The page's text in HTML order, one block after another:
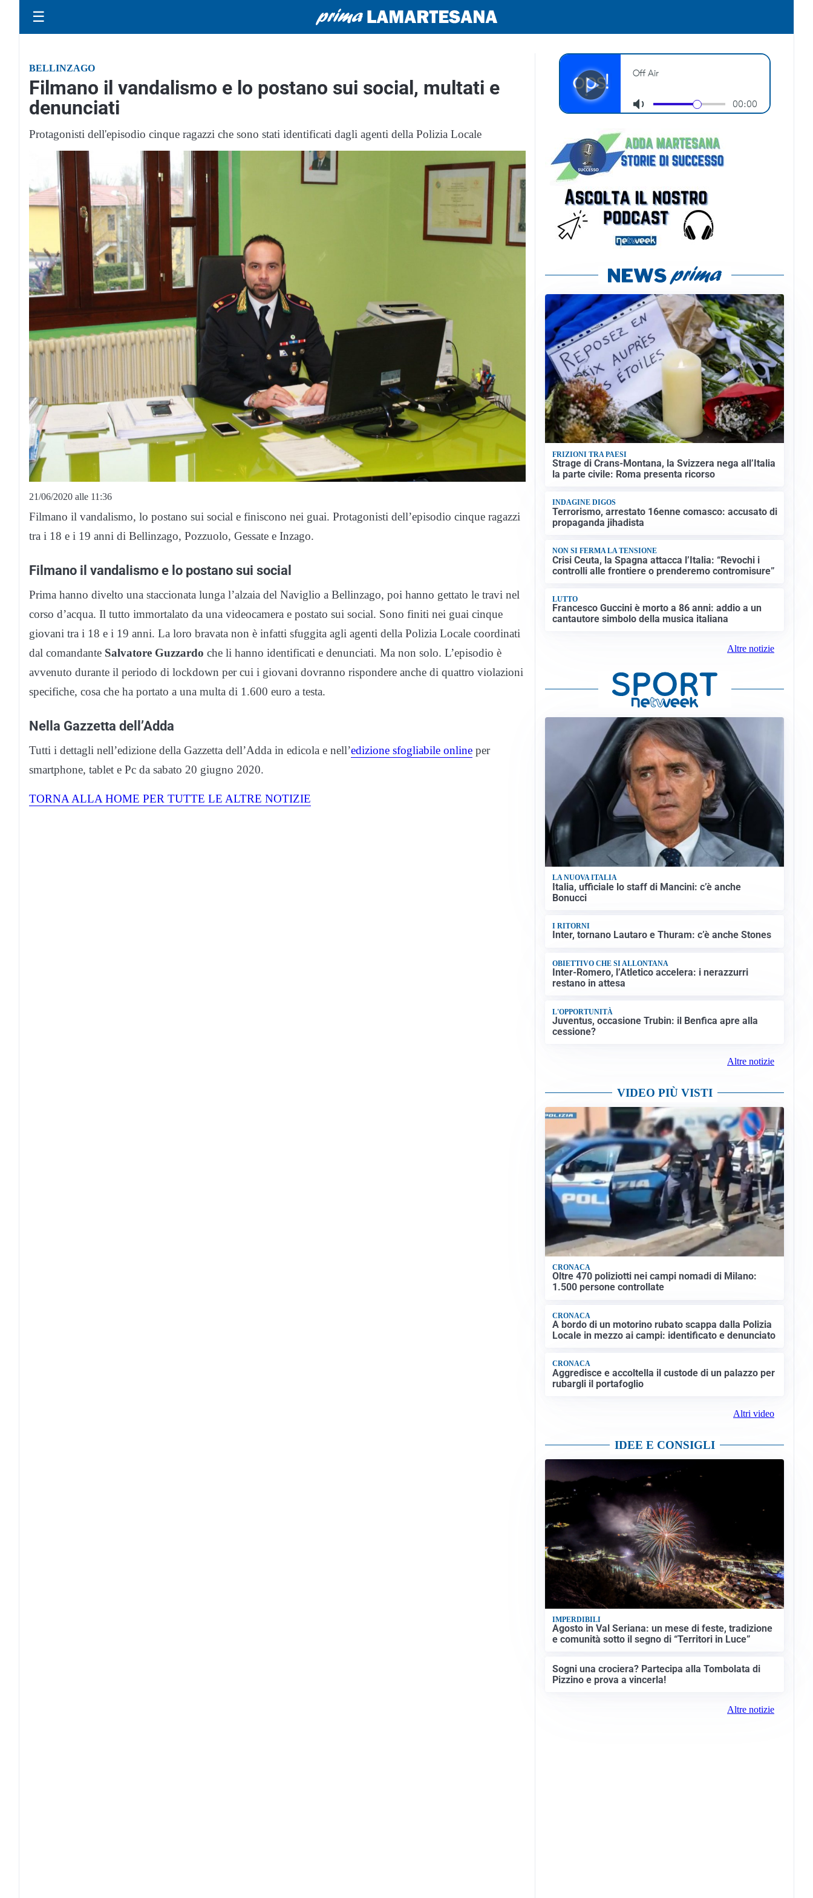
☰
BELLINZAGO
Filmano il vandalismo e lo postano sui social, multati e
denunciati
Protagonisti dell'episodio cinque ragazzi che sono stati identificati dagli agenti della Polizia Locale
21/06/2020 alle 11:36
Filmano il vandalismo, lo postano sui social e finiscono nei guai. Protagonisti dell’episodio cinque ragazzi
tra i 18 e i 19 anni di Bellinzago, Pozzuolo, Gessate e Inzago.
Filmano il vandalismo e lo postano sui social
Prima hanno divelto una staccionata lunga l’alzaia del Naviglio a Bellinzago, poi hanno gettato le travi nel
corso d’acqua. Il tutto immortalato da una videocamera e postato sui social. Sono finiti nei guai cinque
giovani tra i 18 e i 19 anni. La loro bravata non è infatti sfuggita agli agenti della Polizia Locale coordinati
dal comandante Salvatore Guzzardo che li hanno identificati e denunciati. Ma non solo. L’episodio è
avvenuto durante il periodo di lockdown per cui i giovani dovranno rispondere anche di quattro violazioni
specifiche, cosa che ha portato a una multa di 1.600 euro a testa.
Nella Gazzetta dell’Adda
Tutti i dettagli nell’edizione della Gazzetta dell’Adda in edicola e nell’edizione sfogliabile online per
smartphone, tablet e Pc da sabato 20 giugno 2020.
TORNA ALLA HOME PER TUTTE LE ALTRE NOTIZIE
FRIZIONI TRA PAESI
Strage di Crans-Montana, la Svizzera nega all’Italia
la parte civile: Roma presenta ricorso
INDAGINE DIGOS
Terrorismo, arrestato 16enne comasco: accusato di
propaganda jihadista
NON SI FERMA LA TENSIONE
Crisi Ceuta, la Spagna attacca l’Italia: “Revochi i
controlli alle frontiere o prenderemo contromisure”
LUTTO
Francesco Guccini è morto a 86 anni: addio a un
cantautore simbolo della musica italiana
Altre notizie
LA NUOVA ITALIA
Italia, ufficiale lo staff di Mancini: c’è anche
Bonucci
I RITORNI
Inter, tornano Lautaro e Thuram: c’è anche Stones
OBIETTIVO CHE SI ALLONTANA
Inter-Romero, l’Atletico accelera: i nerazzurri
restano in attesa
L'OPPORTUNITÀ
Juventus, occasione Trubin: il Benfica apre alla
cessione?
Altre notizie
VIDEO PIÙ VISTI
CRONACA
Oltre 470 poliziotti nei campi nomadi di Milano:
1.500 persone controllate
CRONACA
A bordo di un motorino rubato scappa dalla Polizia
Locale in mezzo ai campi: identificato e denunciato
CRONACA
Aggredisce e accoltella il custode di un palazzo per
rubargli il portafoglio
Altri video
IDEE E CONSIGLI
IMPERDIBILI
Agosto in Val Seriana: un mese di feste, tradizione
e comunità sotto il segno di “Territori in Luce”
Sogni una crociera? Partecipa alla Tombolata di
Pizzino e prova a vincerla!
Altre notizie